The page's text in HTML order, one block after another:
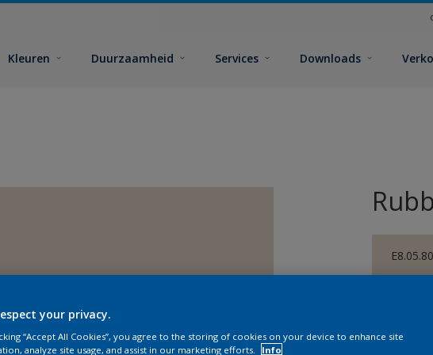
Kleuren Duurzaamheid Services Downloads
E8.05.80
500
your privacy.
“Accept All Cookies”, you agree to the storing of cookies on your device to enhance site
analyze site usage, and assist in our marketing efforts.
Info